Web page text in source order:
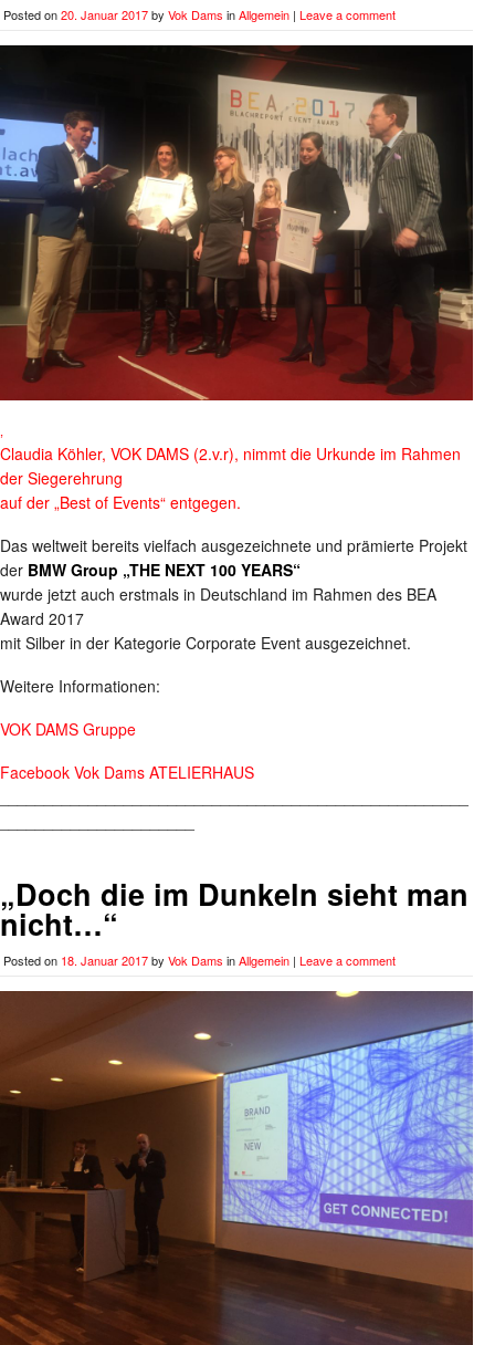
Posted on20. Januar 2017by Vok Dams inAllgemein | Leave a comment
Claudia Köhler, VOK DAMS (2.v.r), nimmt die Urkunde im Rahmen
der Siegerehrung
auf der „Best of Events“ entgegen.
Das weltweit bereits vielfach ausgezeichnete und prämierte Projekt
der BMW Group „THE NEXT 100 YEARS“
wurde jetzt auch erstmals in Deutschland im Rahmen des BEA
Award 2017
mit Silber in der Kategorie Corporate Event ausgezeichnet.
Weitere Informationen:
VOK DAMS Gruppe
Facebook Vok Dams ATELIERHAUS
„Doch die im Dunkeln sieht man
nicht…“
Posted on 18. Januar 2017by Vok Dams inAllgemein | Leave a comment